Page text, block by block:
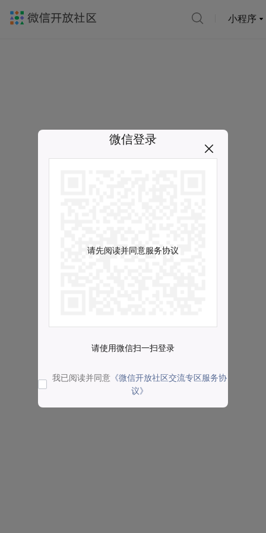
小程序
微信登录
请先阅读并同意服务协议
请使用微信扫一扫登录
我已阅读并同意 《微信开放社区交流专区服务协
议》